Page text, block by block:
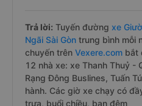
Trả lời: Tuyến đường xe
Ngãi Sài Gòn trung bình mỗi
chuyến trên Vexere.com bắt
12 nhà xe: xe Thanh Thuỷ -
Rạng Đông Buslines, Tuấn
hành. Các giờ xe chạy có
trưa, buổi chiều, ban đêm